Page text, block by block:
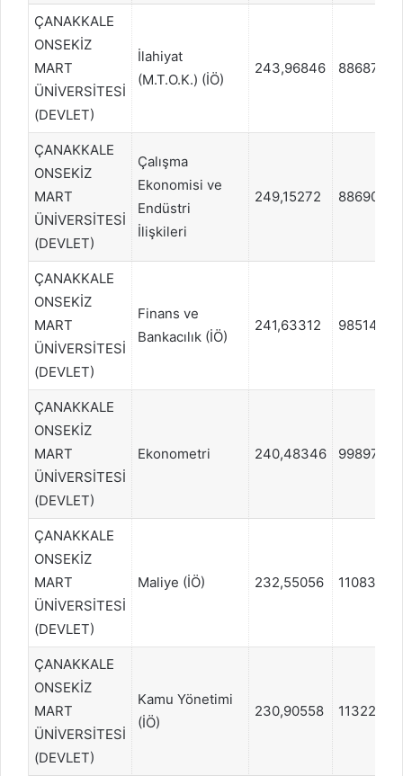
ÇANAKKALE
ONSEKİZ
MART
ÜNİVERSİTESİ
(DEVLET)
İlahiyat
(M.T.O.K.) (İÖ)
243,96846 886875
ÇANAKKALE
ONSEKİZ
MART
ÜNİVERSİTESİ
(DEVLET)
Çalışma
Ekonomisi ve
Endüstri
İlişkileri
249,15272 886904
ÇANAKKALE
ONSEKİZ
MART
ÜNİVERSİTESİ
(DEVLET)
Finans ve
Bankacılık (İÖ)
241,63312 985146
ÇANAKKALE
ONSEKİZ
MART
ÜNİVERSİTESİ
(DEVLET)
Ekonometri 240,48346 998979
ÇANAKKALE
ONSEKİZ
MART
ÜNİVERSİTESİ
(DEVLET)
Maliye (İÖ) 232,55056 1108324
ÇANAKKALE
ONSEKİZ
MART
ÜNİVERSİTESİ
(DEVLET)
Kamu Yönetimi
(İÖ)
230,90558 1132228